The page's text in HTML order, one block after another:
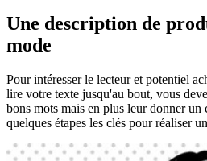
Une description de
mode
Pour intéresser le lecteur et potentiel
lire votre texte jusqu'au bout, vous
bons mots mais en plus leur donner
quelques étapes les clés pour réaliser